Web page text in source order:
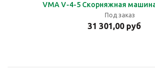
VMA V-4-5 Скорняжная
Под заказ
31 301,00 руб